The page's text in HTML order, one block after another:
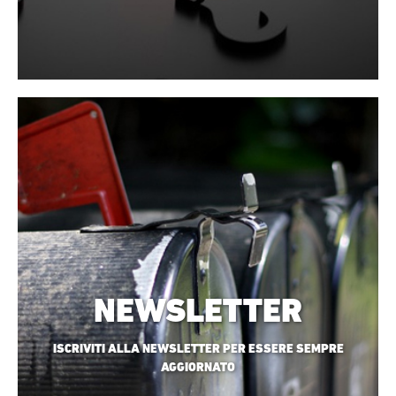
NEWSLETTER
ISCRIVITI ALLA NEWSLETTER PER ESSERE SEMPRE
AGGIORNATO